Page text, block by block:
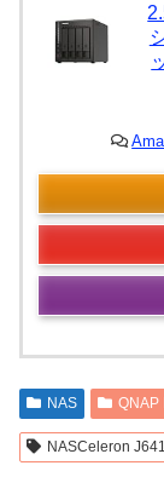
NAS QNAP
NASCeleron